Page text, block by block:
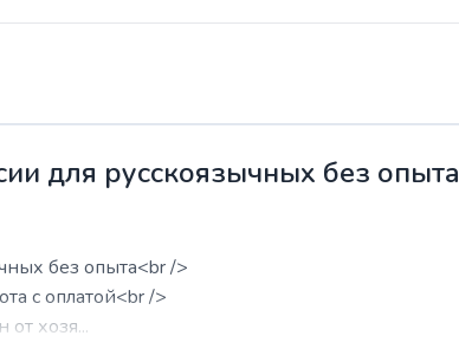
для русскоязычных без опыта
без опыта<br />
с оплатой<br />
хозя...